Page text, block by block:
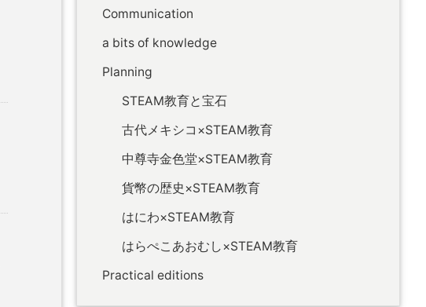
Communication
a bits of knowledge
Planning
STEAM教育と宝石
古代メキシコ×STEAM教育
中尊寺金色堂×STEAM教育
貨幣の歴史×STEAM教育
はにわ×STEAM教育
はらぺこあおむし×STEAM教育
Practical editions